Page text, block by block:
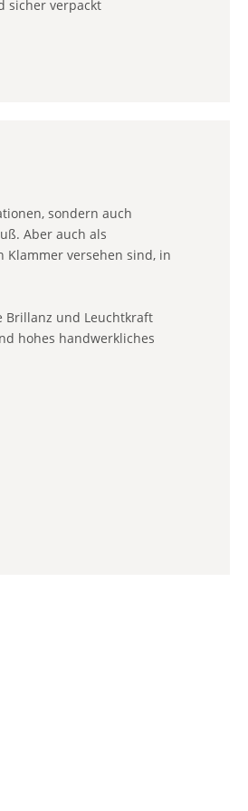
sicher verpackt
sondern auch
Aber auch als
Klammer versehen sind, in
Brillanz und Leuchtkraft
hohes handwerkliches